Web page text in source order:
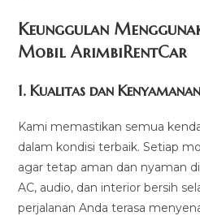
Keunggulan
Mobil ArimbiRentCar
1.Kualitas dan
Kami memastikan semua
dalam kondisi terbaik. Setiap
agar tetap aman dan nyaman
AC, audio, dan interior bersih
perjalanan Anda terasa